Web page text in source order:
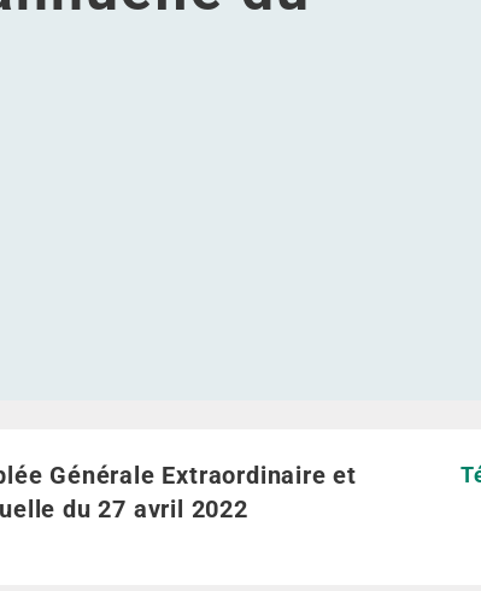
annuelle du 27 avril 2022
Générale annuelle du 27 avril 2022
Générale annuelle du 27 avril 2022
et l’Assemblée Générale annuelle du 27 avril 2022
Générale Extraordinaire et
du 27 avril 2022